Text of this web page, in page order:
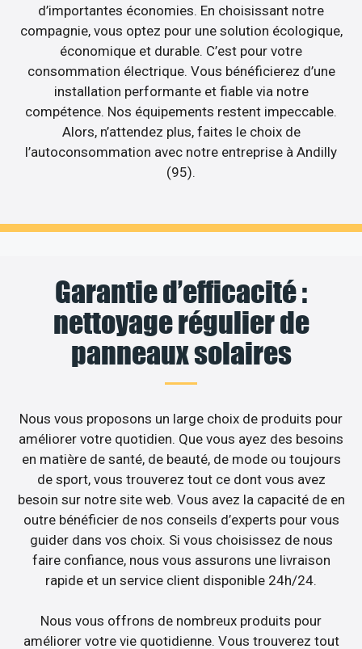
d’importantes économies. En choisissant notre
compagnie, vous optez pour une solution écologique,
économique et durable. C’est pour votre
consommation électrique. Vous bénéficierez d’une
installation performante et fiable via notre
compétence. Nos équipements restent impeccable.
Alors, n’attendez plus, faites le choix de
l’autoconsommation avec notre entreprise à Andilly
(95).
Garantie d’efficacité :
nettoyage régulier de
panneaux solaires
Nous vous proposons un large choix de produits pour
améliorer votre quotidien. Que vous ayez des besoins
en matière de santé, de beauté, de mode ou toujours
de sport, vous trouverez tout ce dont vous avez
besoin sur notre site web. Vous avez la capacité de en
outre bénéficier de nos conseils d’experts pour vous
guider dans vos choix. Si vous choisissez de nous
faire confiance, nous vous assurons une livraison
rapide et un service client disponible 24h/24.
Nous vous offrons de nombreux produits pour
améliorer votre vie quotidienne. Vous trouverez tout